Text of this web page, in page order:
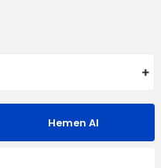
Hemen Al